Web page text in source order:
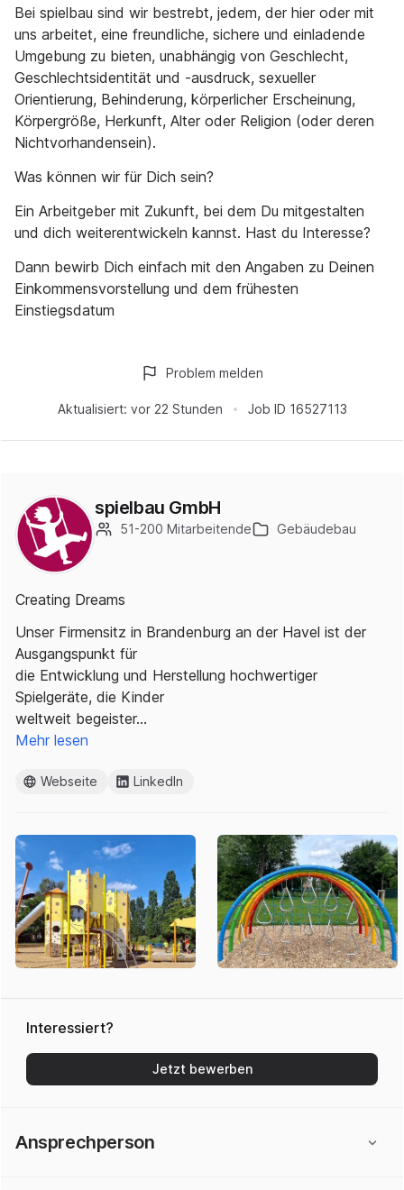
Bei spielbau sind wir bestrebt, jedem, der hier oder mit
uns arbeitet, eine freundliche, sichere und einladende
Umgebung zu bieten, unabhängig von Geschlecht,
Geschlechtsidentität und -ausdruck, sexueller
Orientierung, Behinderung, körperlicher Erscheinung,
Körpergröße, Herkunft, Alter oder Religion (oder deren
Nichtvorhandensein).
Was können wir für Dich sein?
Ein Arbeitgeber mit Zukunft, bei dem Du mitgestalten
und dich weiterentwickeln kannst. Hast du Interesse?
Dann bewirb Dich einfach mit den Angaben zu Deinen
Einkommensvorstellung und dem frühesten
Einstiegsdatum
Aktualisiert: vor 22 Stunden Job ID 16527113
Problem melden
spielbau GmbH
51-200 Mitarbeitende Gebäudebau
Creating Dreams
Unser Firmensitz in Brandenburg an der Havel ist der
Ausgangspunkt für
die Entwicklung und Herstellung hochwertiger
Spielgeräte, die Kinder
weltweit begeister…
Mehr lesen
Webseite LinkedIn
Interessiert?
Jetzt bewerben
Ansprechperson